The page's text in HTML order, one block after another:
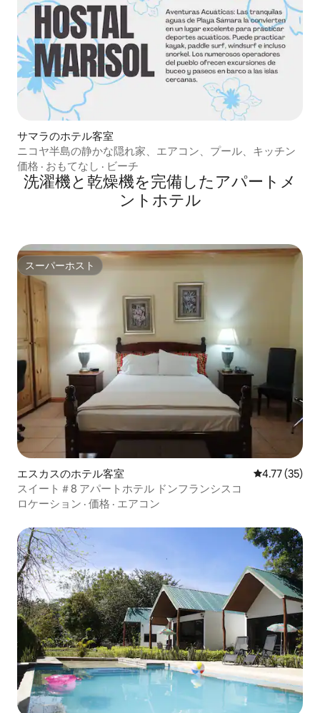
サマラのホテル客室
ニコヤ半島の静かな隠れ家、エアコン、プール、キッチン
価格 · おもてなし · ビーチ
洗濯機と乾燥機を完備したアパートメ
ントホテル
スーパーホスト
スーパーホスト
エスカスのホテル客室 レビュー35
4.77 (35)
スイート＃8 アパートホテル ドンフランシスコ
ロケーション · 価格 · エアコン